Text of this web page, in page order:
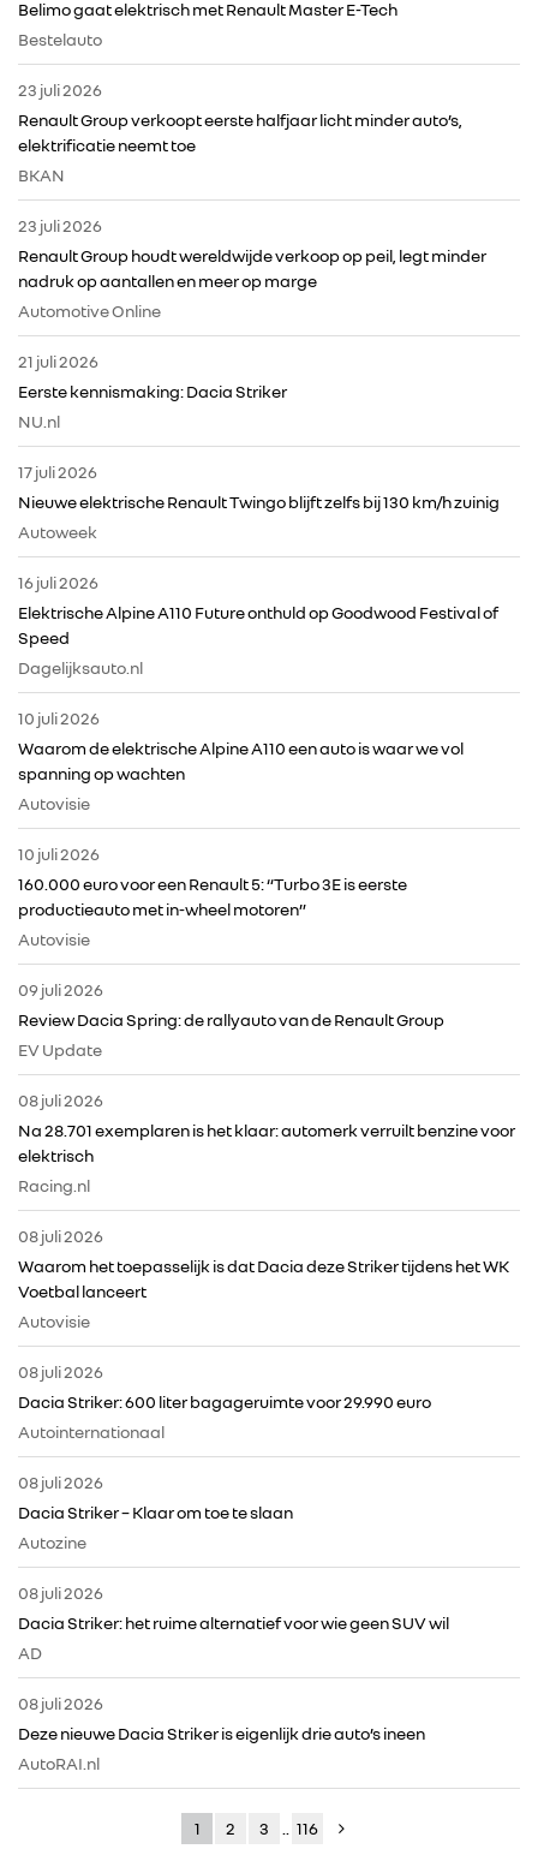
RENAULT GROUP
RENAULT
DACIA
ALPINE
ALLIANCE
IN DE MEDIA
CONTACT
Belimo gaat elektrisch met Renault Master E-Tech
Bestelauto
23 juli 2026
Renault Group verkoopt eerste halfjaar licht minder auto’s,
elektrificatie neemt toe
BKAN
23 juli 2026
Renault Group houdt wereldwijde verkoop op peil, legt minder
nadruk op aantallen en meer op marge
Automotive Online
21 juli 2026
Eerste kennismaking: Dacia Striker
NU.nl
17 juli 2026
Nieuwe elektrische Renault Twingo blijft zelfs bij 130 km/h zuinig
Autoweek
16 juli 2026
Elektrische Alpine A110 Future onthuld op Goodwood Festival of
Speed
Dagelijksauto.nl
10 juli 2026
Waarom de elektrische Alpine A110 een auto is waar we vol
spanning op wachten
Autovisie
10 juli 2026
160.000 euro voor een Renault 5: “Turbo 3E is eerste
productieauto met in-wheel motoren”
Autovisie
09 juli 2026
Review Dacia Spring: de rallyauto van de Renault Group
EV Update
08 juli 2026
Na 28.701 exemplaren is het klaar: automerk verruilt benzine voor
elektrisch
Racing.nl
08 juli 2026
Waarom het toepasselijk is dat Dacia deze Striker tijdens het WK
Voetbal lanceert
Autovisie
08 juli 2026
Dacia Striker: 600 liter bagageruimte voor 29.990 euro
Autointernationaal
08 juli 2026
Dacia Striker – Klaar om toe te slaan
Autozine
08 juli 2026
Dacia Striker: het ruime alternatief voor wie geen SUV wil
AD
08 juli 2026
Deze nieuwe Dacia Striker is eigenlijk drie auto’s ineen
AutoRAI.nl
1 2 3 116